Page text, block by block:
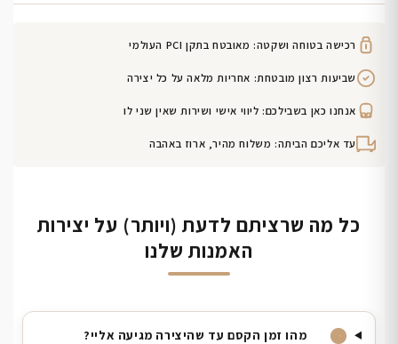
רכישה בטוחה ושקטה: מאובטח בתקן PCI העולמי
שביעות רצון מובטחת: אחריות מלאה על כל יצירה
אנחנו כאן בשבילכם: ליווי אישי ושירות שאין שני לו
עד אליכם הביתה: משלוח מהיר, ארוז באהבה
כל מה שרציתם לדעת (ויותר) על יצירות
האמנות שלנו
מהו זמן הקסם עד שהיצירה מגיעה אליי?